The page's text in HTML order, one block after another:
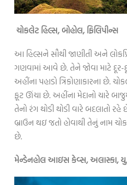
ચોકલેટ હિલ્સ, બોહોલ, ફિલિપીન્સ
આ હિલ્સને સૌથી જાણીતી અને
ગણવામાં આવે છે. તેને જોવા માટે
અહીંના પહાડો ત્રિકોણાકારના છે.
ફૂટ ઊંચા છે. અહીંના મેદાનો ચારે
તેનો રંગ થોડી થોડી વારે બદલાતો
બ્રાઉન થઇ જતો હોવાથી તેનું નામ
છે.
મેન્ડેનહોલ આઇસ કેવ્સ,અલાસ્કા,